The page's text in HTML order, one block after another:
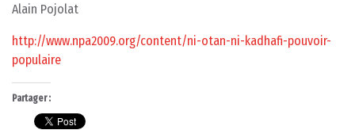
Alain Pojolat
http://www.npa2009.org/content/ni-otan-ni-kadhafi-pouvoir-
populaire
Partager :